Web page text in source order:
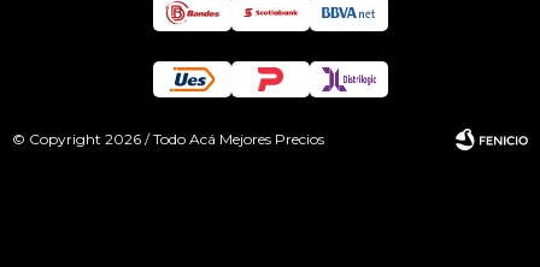
© Copyright 2026 / Todo Acá Mejores Precios